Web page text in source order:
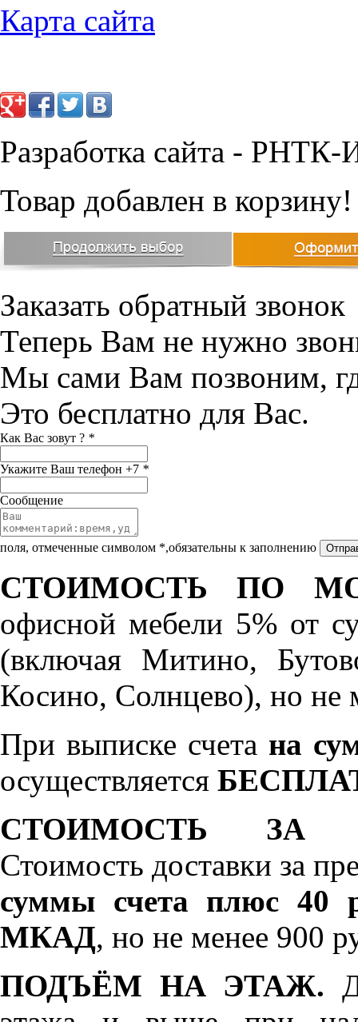
Карта сайта
Разработка сайта - РНТК-
Товар добавлен в корзину!
Заказать обратный звонок
Теперь Вам не нужно
Мы сами Вам позвоним,
Это бесплатно для Вас.
Как Вас зовут ? *
Укажите Ваш телефон +7 *
Сообщение
поля, отмеченные символом *,обязательны к заполнению
СТОИМОСТЬ ПО
офисной мебели 5% от
(включая Митино,
Косино, Солнцево), но не
При выписке счета на
осуществляется
СТОИМОСТЬ ЗА
Стоимость доставки за
суммы счета плюс 40
МКАД, но не менее 900
ПОДЪЁМ НА ЭТАЖ.